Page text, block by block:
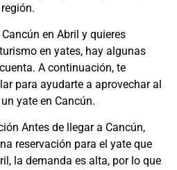
en Abril y quieres
en yates, hay algunas
A continuación, te
para ayudarte a aprovechar al
yate en Cancún.
Antes de llegar a Cancún,
reservación para el yate que
la demanda es alta, por lo que